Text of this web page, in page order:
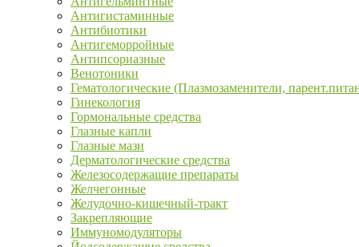
Антигистаминные
Антибиотики
Антигеморройные
Антипсориазные
Венотоники
Гематологические (Плазмозаменители,
Гинекология
Гормональные средства
Глазные капли
Глазные мази
Дерматологические средства
Железосодержащие препараты
Желчегонные
Желудочно-кишечный-тракт
Закрепляющие
Иммуномодуляторы